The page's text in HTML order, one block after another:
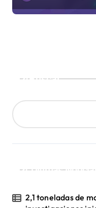
Buscar
¡Ultimas
2,1 toneladas de